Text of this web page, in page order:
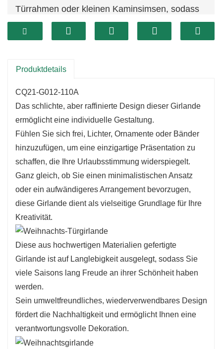
Türrahmen oder kleinen Kaminsimsen, sodass
Sie eine festliche Atmosphäre schaffen können,
ohne den Bereich zu überfordern.
Urlaubsambiente eine natürliche Note.
Produktdetails
CQ21-G012-110A
Das schlichte, aber raffinierte Design dieser Girlande
ermöglicht eine individuelle Gestaltung.
Fühlen Sie sich frei, Lichter, Ornamente oder Bänder
hinzuzufügen, um eine einzigartige Präsentation zu
schaffen, die Ihre Urlaubsstimmung widerspiegelt.
Ganz gleich, ob Sie einen minimalistischen Ansatz
oder ein aufwändigeres Arrangement bevorzugen,
diese Girlande dient als vielseitige Grundlage für Ihre
Kreativität.
Diese aus hochwertigen Materialien gefertigte
Girlande ist auf Langlebigkeit ausgelegt, sodass Sie
viele Saisons lang Freude an ihrer Schönheit haben
werden.
Sein umweltfreundliches, wiederverwendbares Design
fördert die Nachhaltigkeit und ermöglicht Ihnen eine
verantwortungsvolle Dekoration.